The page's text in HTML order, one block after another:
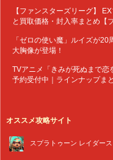
【ファンスターズリーグ】
と買取価格・封入率まとめ【
「ゼロの使い魔」ルイズが
大胸像が登場！
TVアニメ「きみが死ぬまで恋
予約受付中｜ラインナップま
オススメ攻略サイト
スプラトゥーン レイダース